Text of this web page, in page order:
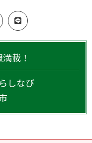
載！
しなび